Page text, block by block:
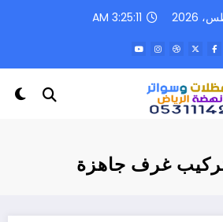
3:25:11 AM
غرف جاهزة